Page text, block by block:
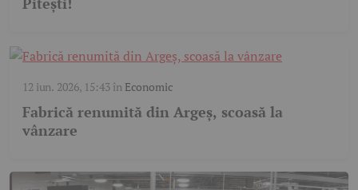
12 iun. 2026, 15:43în Economic
Fabrică renumită din Argeș, scoasă la
vânzare